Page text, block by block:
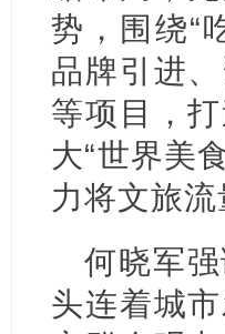
势，围绕“
品牌引进
等项目，
大“世界美
力将文旅
何晓军
头连着城